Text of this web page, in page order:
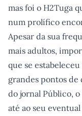
mas foi o H2Tuga
num prolífico
Apesar da sua
mais adultos,
que se
grandes pontos de
do jornal Público,
até ao seu